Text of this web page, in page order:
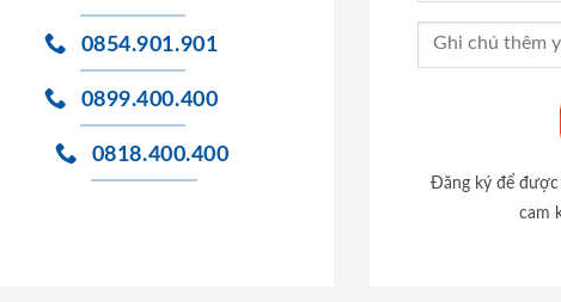
0854.901.901
0899.400.400
0818.400.400
Đăng ký để
cam